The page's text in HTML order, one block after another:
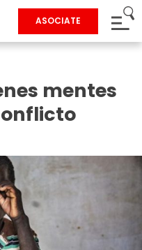
ASOCIATE
mentes